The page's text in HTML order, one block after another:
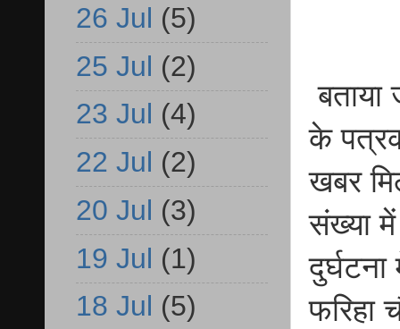
बताया
के
खबर
संख्या
फरिहा
26 Jul (5)
25 Jul (2)
23 Jul (4)
22 Jul (2)
20 Jul (3)
19 Jul (1)
18 Jul (5)